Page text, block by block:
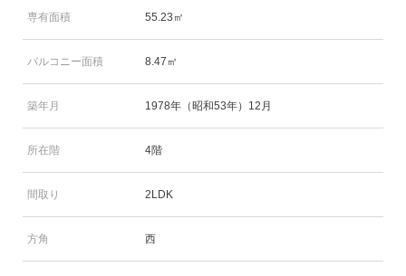
専有面積 55.23㎡
バルコニー面積 8.47㎡
築年月 1978年（昭和53年）12月
所在階 4階
間取り 2LDK
方角 西